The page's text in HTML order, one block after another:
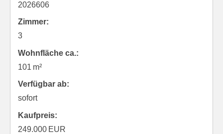
2026606
Zimmer:
3
Wohnfläche ca.:
101 m²
Verfügbar ab:
sofort
Kaufpreis:
249.000 EUR